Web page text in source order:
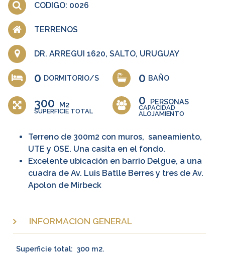
CODIGO: 0026
TERRENOS
DR. ARREGUI 1620, SALTO, URUGUAY
0 DORMITORIO/S 0 BAÑO
300 M2
SUPERFICIE TOTAL
0 PERSONAS
CAPACIDAD
ALOJAMIENTO
Terreno de 300m2 con muros, saneamiento,
UTE y OSE. Una casita en el fondo.
Excelente ubicación en barrio Delgue, a una
cuadra de Av. Luis Batlle Berres y tres de Av.
Apolon de Mirbeck
INFORMACION GENERAL
Superficie total: 300 m2.